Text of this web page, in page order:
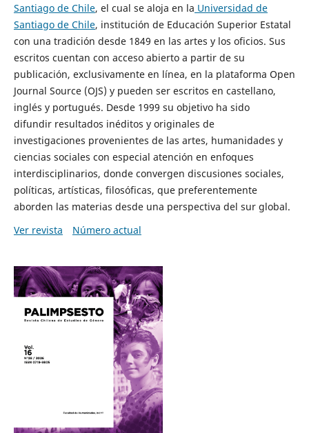
Santiago de Chile, el cual se aloja en la Universidad de
Santiago de Chile, institución de Educación Superior Estatal
con una tradición desde 1849 en las artes y los oficios. Sus
escritos cuentan con acceso abierto a partir de su
publicación, exclusivamente en línea, en la plataforma Open
Journal Source (OJS) y pueden ser escritos en castellano,
inglés y portugués. Desde 1999 su objetivo ha sido
difundir resultados inéditos y originales de
investigaciones provenientes de las artes, humanidades y
ciencias sociales con especial atención en enfoques
interdisciplinarios, donde convergen discusiones sociales,
políticas, artísticas, filosóficas, que preferentemente
aborden las materias desde una perspectiva del sur global.
Ver revista
Número actual